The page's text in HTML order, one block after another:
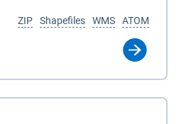
000 (Anlage 2), 2.
1 : 5 000 (AK5) im
ATOM
WMS
Shapefiles
ZIP